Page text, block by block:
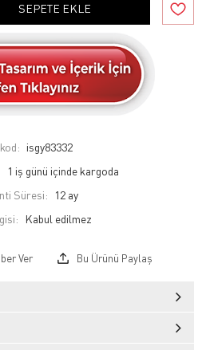
SEPETE EKLE
isgy83332
1 iş günü içinde kargoda
Süresi:
12 ay
Ver Bu Ürünü Paylaş